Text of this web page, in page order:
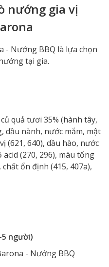
nướng gia vị
- Nướng BBQ là lựa chọn
tại gia.
quả tươi 35% (hành tây,
dầu nành, nước mắm, mật
(621, 640), dầu hào, nước
(270, 296), màu tổng
ổn định (415, 407a),
người)
- Nướng BBQ